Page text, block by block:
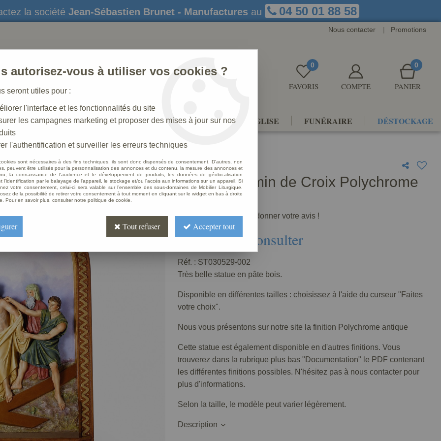
la société Jean-Sébastien Brunet - Manufactures au 04 50 01 88 58
Nous contacter | Promotions
0
FAVORIS COMPTE
0
PANIER
STATUES CRÈCHES DE NOËL AMÉNAGEMENTS D'ÉGLISE FUNÉRAIRE DÉSTOCKAGE
de Croix Polychrome Antique
Statue Chemin de Croix Polychrome
Antique
Soyez le premier à donner votre avis !
Prix : Nous consulter
Réf. : ST030529-002
Très belle statue en pâte bois.
Disponible en différentes tailles : choisissez à l'aide du curseur "Faites
votre choix".
Nous vous présentons sur notre site la finition Polychrome antique
Cette statue est également disponible en d'autres finitions. Vous
trouverez dans la rubrique plus bas "Documentation" le PDF contenant
les différentes finitions possibles. N'hésitez pas à nous contacter pour
plus d'informations.
Selon la taille, le modèle peut varier légèrement.
Description
autorisez-vous à utiliser vos cookies ?
seront utiles pour :
l'interface et les fonctionnalités du site
les campagnes marketing et proposer des mises à jour sur nos
l'authentification et surveiller les erreurs techniques
sont nécessaires à des fins techniques, ils sont donc dispensés de consentement. D'autres, non
peuvent être utilisés pour la personnalisation des annonces et du contenu, la mesure des annonces et
la connaissance de l'audience et le développement de produits, les données de géolocalisation
l'identification par le balayage de l'appareil, le stockage et/ou l'accès aux informations sur un appareil. Si
votre consentement, celui-ci sera valable sur l’ensemble des sous-domaines de Mobilier Liturgique.
de la possibilité de retirer votre consentement à tout moment en cliquant sur le widget en bas à droite
Pour en savoir plus, consulter notre politique de cookie.
Tout refuser Accepter tout